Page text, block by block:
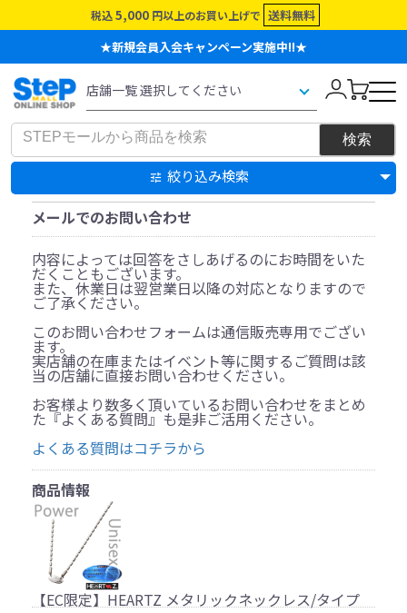
税込 5,000 円以上のお買い上げで 送料無料
★新規会員入会キャンペーン実施中!!★
絞り込み検索
メールでのお問い合わせ
内容によっては回答をさしあげるのにお時間をいた
だくこともございます。
また、休業日は翌営業日以降の対応となりますので
ご了承ください。
このお問い合わせフォームは通信販売専用でござい
ます。
実店舗の在庫またはイベント等に関するご質問は該
当の店舗に直接お問い合わせください。
お客様より数多く頂いているお問い合わせをまとめ
た『よくある質問』も是非ご活用ください。
よくある質問はコチラから
商品情報
【EC限定】HEARTZ メタリックネックレス/タイプ